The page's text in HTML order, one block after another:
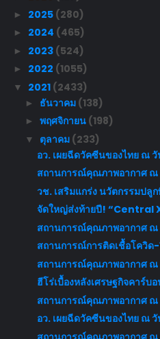
► 2025 (280)
► 2024 (465)
► 2023 (524)
► 2022 (1055)
▼ 2021 (2433)
► ธันวาคม (138)
► พฤศจิกายน (198)
▼ ตุลาคม (233)
อว. เผยฉีดวัคซีนของไทย ณ
สถานการณ์คุณภาพอากาศ ณ
วช. เสริมแกร่ง นวัตกรรมปลู
จัดใหญ่ส่งท้ายปี!
สถานการณ์คุณภาพอากาศ ณ
สถานการณ์การติดเชื้อโควิด
สถานการณ์คุณภาพอากาศ ณ
ฮีโร่เบื้องหลังเศรษฐกิจคาร์
สถานการณ์คุณภาพอากาศ ณ
อว. เผยฉีดวัคซีนของไทย ณ